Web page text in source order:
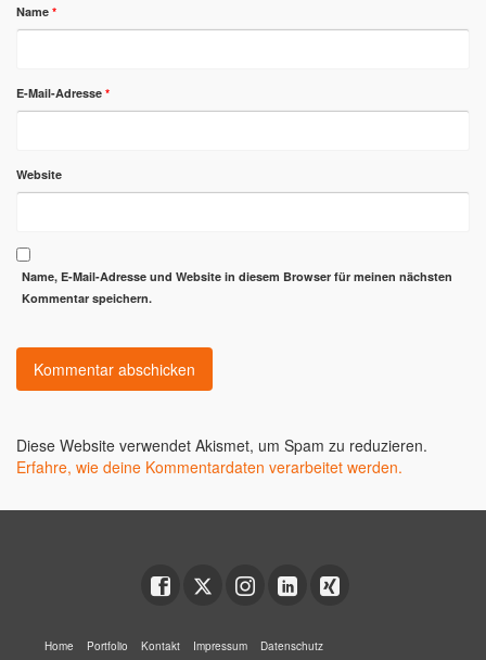
Name *
E-Mail-Adresse *
Website
Name, E-Mail-Adresse und Website in diesem Browser für meinen nächsten
Kommentar speichern.
Diese Website verwendet Akismet, um Spam zu reduzieren.
Erfahre, wie deine Kommentardaten verarbeitet werden.
Home Portfolio Kontakt Impressum Datenschutz